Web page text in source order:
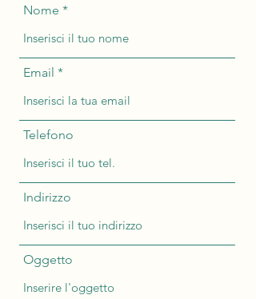
Nome
Email
Telefono
Indirizzo
Oggetto